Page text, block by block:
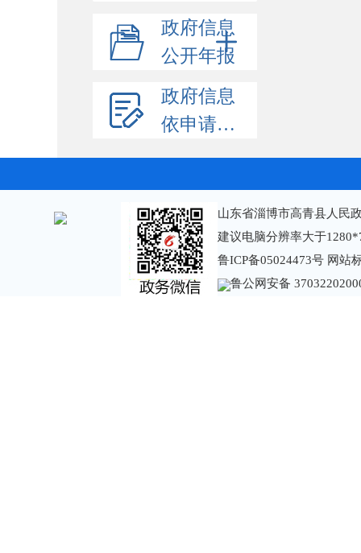
政府信息
公开年报
政府信息
依申请公开
山东省淄博市高青县人民
建议电脑分辨率大于
鲁ICP备05024473号 网站
鲁公网安备